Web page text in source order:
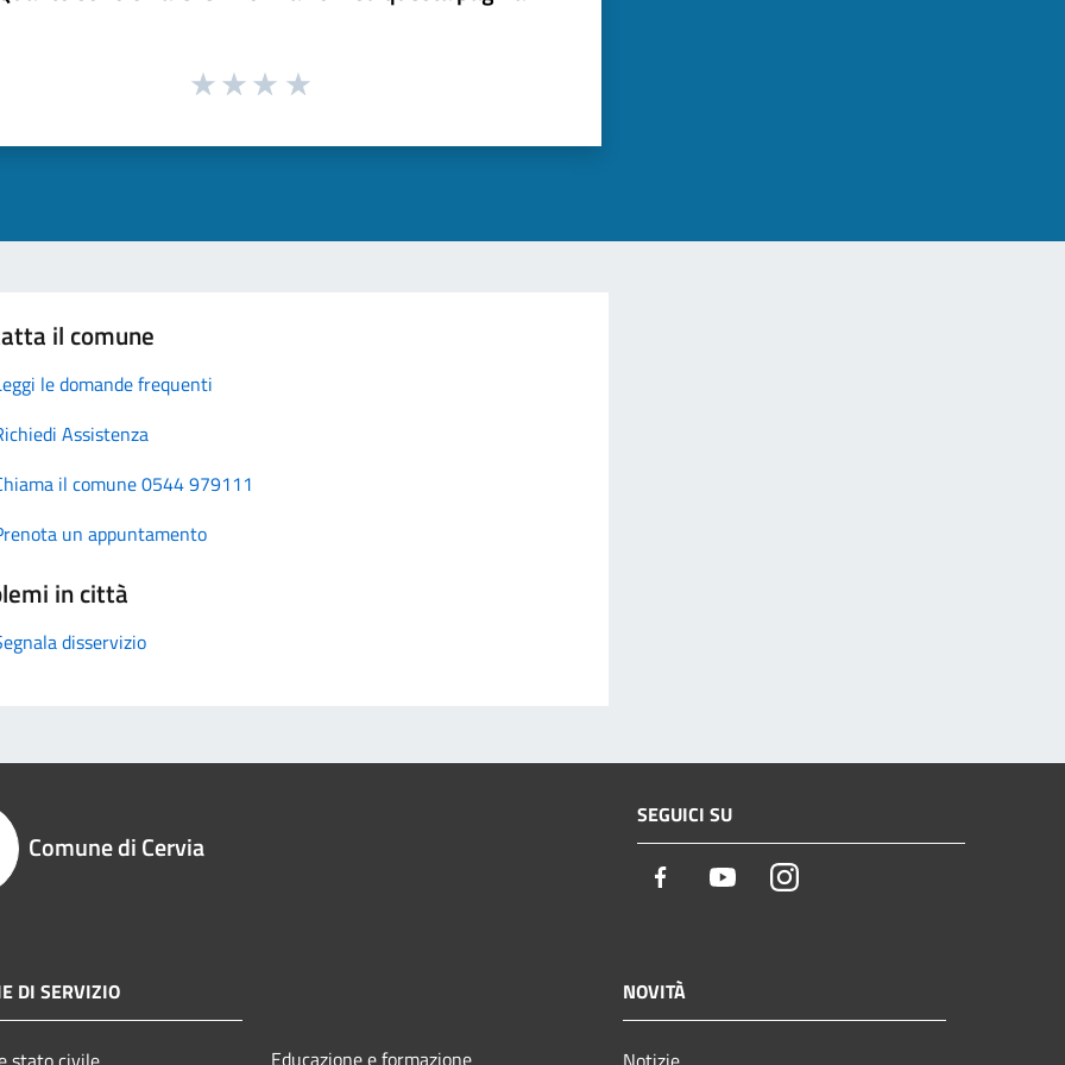
il comune
le domande frequenti
Assistenza
il comune 0544 979111
un appuntamento
in città
disservizio
Comune di Cervia
SEGUICI SU
Facebook YoutubeInstagram
DI SERVIZIO
Educazione e formazione
NOVITÀ